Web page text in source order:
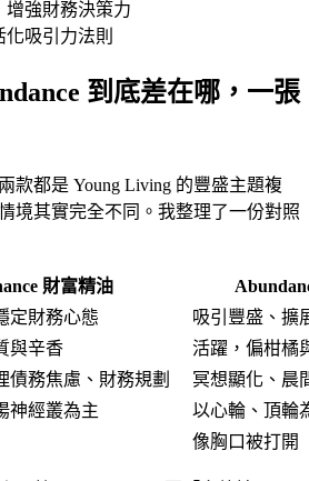
增強財務決策力
吸引力法則
到底差在哪，一張
款都是 Young Living 的豐盛主題複
境其實完全不同。我整理了一份對照
財富精油
定財務心態
吸引豐盛、擴
與辛香
活躍，偏柑橘
債務焦慮、財務規劃
冥想顯化、晨
神經叢為主
以心輪、頂輪
像胸口被打開